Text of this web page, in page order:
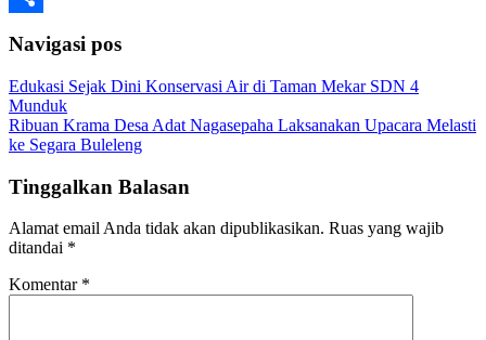
Navigasi pos
Edukasi Sejak Dini Konservasi Air di Taman Mekar SDN 4
Munduk
Ribuan Krama Desa Adat Nagasepaha Laksanakan Upacara Melasti
ke Segara Buleleng
Tinggalkan Balasan
Alamat email Anda tidak akan dipublikasikan. Ruas yang wajib
ditandai *
Komentar *